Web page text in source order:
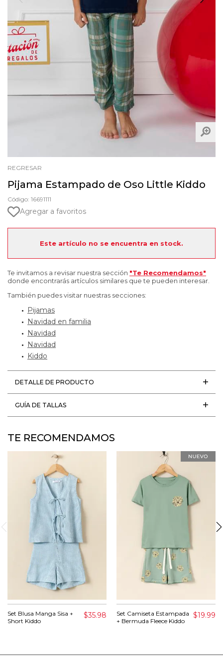
REGRESAR
Pijama Estampado de Oso Little Kiddo
Código: 16691111
Agregar a favoritos
Este artículo no se encuentra en stock.
Te invitamos a revisar nuestra sección "Te Recomendamos"
donde encontrarás artículos similares que te pueden interesar.
También puedes visitar nuestras secciones:
Pijamas
Navidad en familia
Navidad
Navidad
Kiddo
DETALLE DE PRODUCTO
GUÍA DE TALLAS
TE RECOMENDAMOS
Set Blusa Manga Sisa +
Short Kiddo
$35.98
Set Camiseta Estampada
+ Bermuda Fleece Kiddo
$19.99